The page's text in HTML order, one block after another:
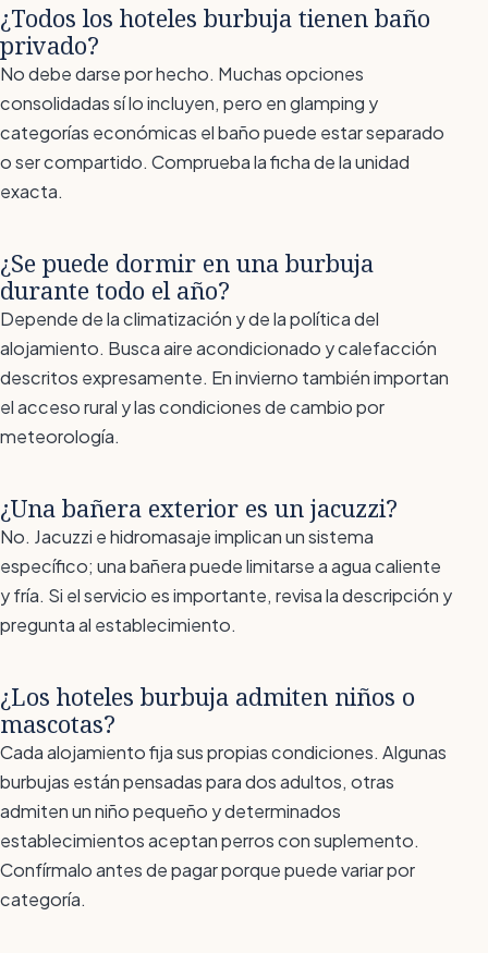
¿Todos los hoteles burbuja tienen baño
privado?
No debe darse por hecho. Muchas opciones
consolidadas sí lo incluyen, pero en glamping y
categorías económicas el baño puede estar separado
o ser compartido. Comprueba la ficha de la unidad
exacta.
¿Se puede dormir en una burbuja
durante todo el año?
Depende de la climatización y de la política del
alojamiento. Busca aire acondicionado y calefacción
descritos expresamente. En invierno también importan
el acceso rural y las condiciones de cambio por
meteorología.
¿Una bañera exterior es un jacuzzi?
No. Jacuzzi e hidromasaje implican un sistema
específico; una bañera puede limitarse a agua caliente
y fría. Si el servicio es importante, revisa la descripción y
pregunta al establecimiento.
¿Los hoteles burbuja admiten niños o
mascotas?
Cada alojamiento fija sus propias condiciones. Algunas
burbujas están pensadas para dos adultos, otras
admiten un niño pequeño y determinados
establecimientos aceptan perros con suplemento.
Confírmalo antes de pagar porque puede variar por
categoría.